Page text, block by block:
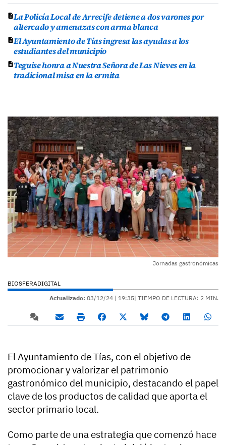
La Policía Local de Arrecife detiene a dos varones por
altercado y amenazas con arma blanca
El Ayuntamiento de Tías ingresa las ayudas a los
estudiantes del municipio
Teguise honra a Nuestra Señora de Las Nieves en la
tradicional misa en la ermita
Jornadas gastronómicas
BIOSFERADIGITAL
Actualizado: 03/12/24 | 19:35| TIEMPO DE LECTURA: 2 MIN.
El Ayuntamiento de Tías, con el objetivo de
promocionar y valorizar el patrimonio
gastronómico del municipio, destacando el papel
clave de los productos de calidad que aporta el
sector primario local.
Como parte de una estrategia que comenzó hace